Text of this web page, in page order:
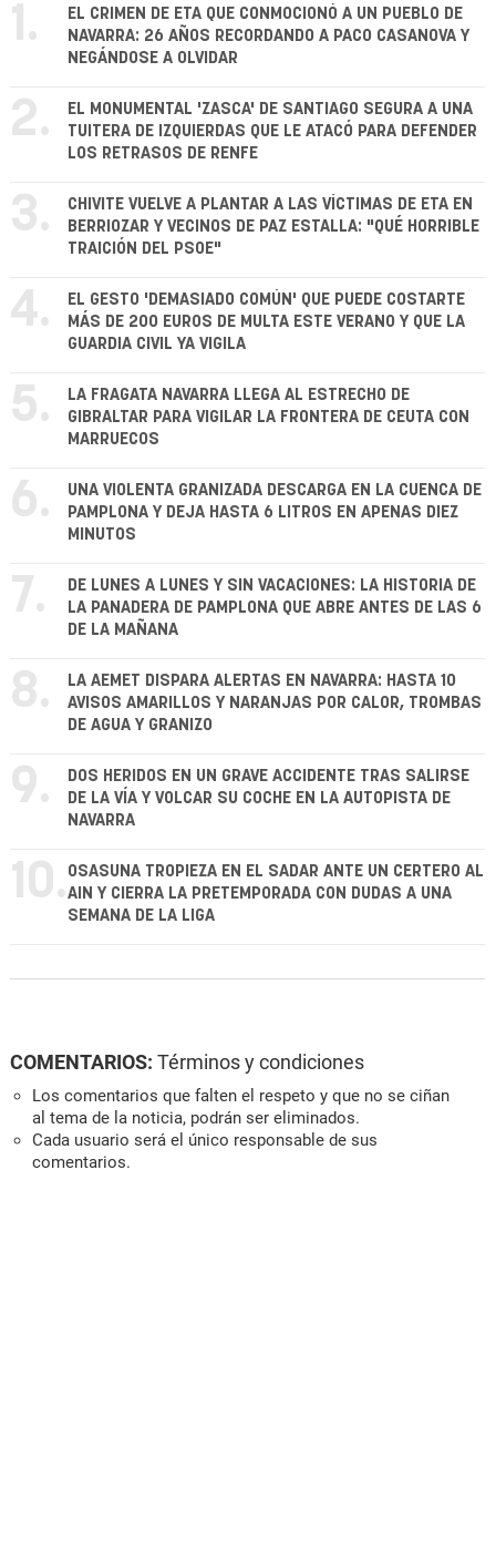
1.
EL CRIMEN DE ETA QUE CONMOCIONÓ A UN PUEBLO DE
NAVARRA: 26 AÑOS RECORDANDO A PACO CASANOVA Y
NEGÁNDOSE A OLVIDAR
2.
EL MONUMENTAL 'ZASCA' DE SANTIAGO SEGURA A UNA
TUITERA DE IZQUIERDAS QUE LE ATACÓ PARA DEFENDER
LOS RETRASOS DE RENFE
3.
CHIVITE VUELVE A PLANTAR A LAS VÍCTIMAS DE ETA EN
BERRIOZAR Y VECINOS DE PAZ ESTALLA: "QUÉ HORRIBLE
TRAICIÓN DEL PSOE"
4.
EL GESTO 'DEMASIADO COMÚN' QUE PUEDE COSTARTE
MÁS DE 200 EUROS DE MULTA ESTE VERANO Y QUE LA
GUARDIA CIVIL YA VIGILA
5.
LA FRAGATA NAVARRA LLEGA AL ESTRECHO DE
GIBRALTAR PARA VIGILAR LA FRONTERA DE CEUTA CON
MARRUECOS
6.
UNA VIOLENTA GRANIZADA DESCARGA EN LA CUENCA DE
PAMPLONA Y DEJA HASTA 6 LITROS EN APENAS DIEZ
MINUTOS
7.
DE LUNES A LUNES Y SIN VACACIONES: LA HISTORIA DE
LA PANADERA DE PAMPLONA QUE ABRE ANTES DE LAS 6
DE LA MAÑANA
8.
LA AEMET DISPARA ALERTAS EN NAVARRA: HASTA 10
AVISOS AMARILLOS Y NARANJAS POR CALOR, TROMBAS
DE AGUA Y GRANIZO
9.
DOS HERIDOS EN UN GRAVE ACCIDENTE TRAS SALIRSE
DE LA VÍA Y VOLCAR SU COCHE EN LA AUTOPISTA DE
NAVARRA
10. OSASUNA TROPIEZA EN EL SADAR ANTE UN CERTERO AL
AIN Y CIERRA LA PRETEMPORADA CON DUDAS A UNA
SEMANA DE LA LIGA
COMENTARIOS: Términos y condiciones
Los comentarios que falten el respeto y que no se ciñan
al tema de la noticia, podrán ser eliminados.
Cada usuario será el único responsable de sus
comentarios.